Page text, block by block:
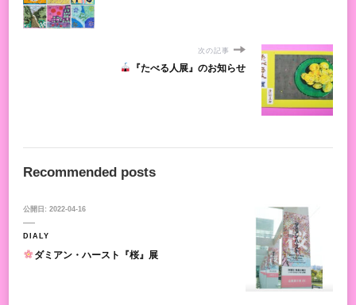
次の記事
『たべる人展』のお知らせ
Recommended posts
公開日: 2022-04-16
DIALY
ダミアン・ハースト『桜』展